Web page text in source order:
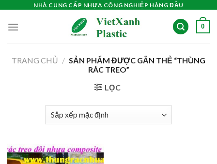
content
NHÀ CUNG CẤP NHỰA CÔNG NGHIỆP HÀNG ĐẦU
0
TRANG CHỦ / SẢN PHẨM ĐƯỢC GẮN THẺ “THÙNG
RÁC TREO”
LỌC